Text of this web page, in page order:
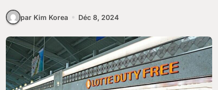
par Kim Korea Déc 8, 2024